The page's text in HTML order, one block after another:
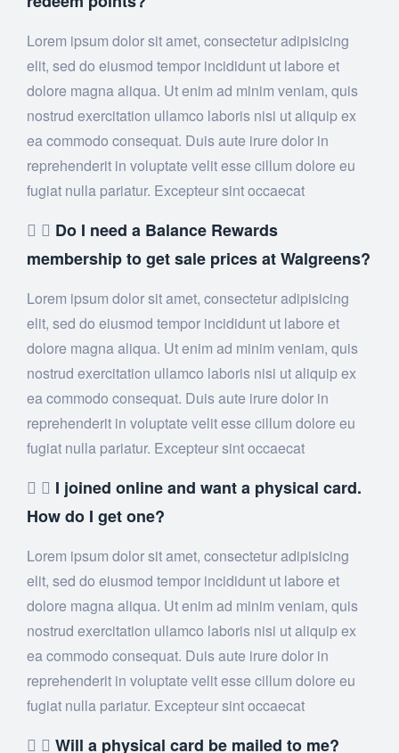
Lorem ipsum dolor sit amet, consectetur adipisicing
elit, sed do eiusmod tempor incididunt ut labore et
dolore magna aliqua. Ut enim ad minim veniam, quis
nostrud exercitation ullamco laboris nisi ut aliquip ex
ea commodo consequat. Duis aute irure dolor in
reprehenderit in voluptate velit esse cillum dolore eu
fugiat nulla pariatur. Excepteur sint occaecat
Do I need a Balance Rewards
membership to get sale prices at Walgreens?
Lorem ipsum dolor sit amet, consectetur adipisicing
elit, sed do eiusmod tempor incididunt ut labore et
dolore magna aliqua. Ut enim ad minim veniam, quis
nostrud exercitation ullamco laboris nisi ut aliquip ex
ea commodo consequat. Duis aute irure dolor in
reprehenderit in voluptate velit esse cillum dolore eu
fugiat nulla pariatur. Excepteur sint occaecat
I joined online and want a physical card.
How do I get one?
Lorem ipsum dolor sit amet, consectetur adipisicing
elit, sed do eiusmod tempor incididunt ut labore et
dolore magna aliqua. Ut enim ad minim veniam, quis
nostrud exercitation ullamco laboris nisi ut aliquip ex
ea commodo consequat. Duis aute irure dolor in
reprehenderit in voluptate velit esse cillum dolore eu
fugiat nulla pariatur. Excepteur sint occaecat
Will a physical card be mailed to me?